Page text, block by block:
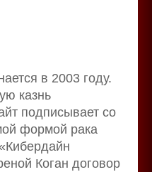
в 2003 году.
казнь
подписывает со
формой рака
Коган договор